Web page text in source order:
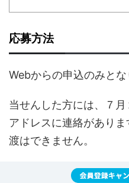
応募方法
Webからの申込のみとな
当せんした方には、７
アドレスに連絡があり
渡はできません。